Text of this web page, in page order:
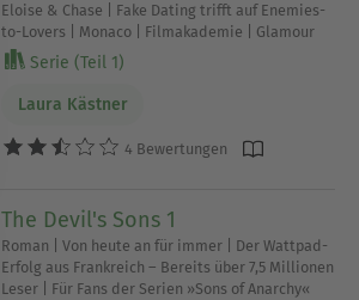
Eloise & Chase | Fake Dating trifft auf Enemies-
to-Lovers | Monaco | Filmakademie | Glamour
Serie (Teil 1)
Laura Kästner
4 Bewertungen
The Devil's Sons 1
Roman | Von heute an für immer | Der Wattpad-
Erfolg aus Frankreich – Bereits über 7,5 Millionen
Leser | Für Fans der Serien »Sons of Anarchy«